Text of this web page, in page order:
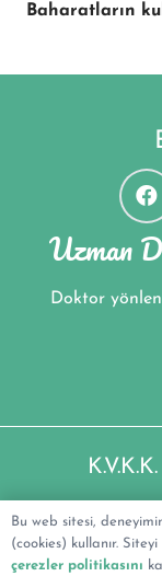
Baharatların
Uzman
Doktor
Uzman
Bu web sitesi,
(cookies) kullanır.
çerezler politikasını